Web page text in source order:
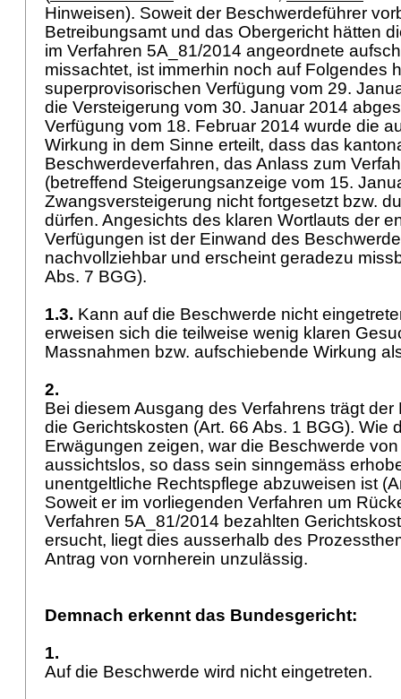
Hinweisen). Soweit der Beschwerdeführer
Betreibungsamt und das Obergericht hätten
im Verfahren 5A_81/2014 angeordnete
missachtet, ist immerhin noch auf Folgendes
superprovisorischen Verfügung vom 29.
die Versteigerung vom 30. Januar 2014
Verfügung vom 18. Februar 2014 wurde die
Wirkung in dem Sinne erteilt, dass das
Beschwerdeverfahren, das Anlass zum
(betreffend Steigerungsanzeige vom 15.
Zwangsversteigerung nicht fortgesetzt bzw.
dürfen. Angesichts des klaren Wortlauts der
Verfügungen ist der Einwand des
nachvollziehbar und erscheint geradezu
Abs. 7 BGG).
1.3. Kann auf die Beschwerde nicht
erweisen sich die teilweise wenig klaren
Massnahmen bzw. aufschiebende Wirkung
2.
Bei diesem Ausgang des Verfahrens trägt
die Gerichtskosten (Art. 66 Abs. 1 BGG). Wie
Erwägungen zeigen, war die Beschwerde
aussichtslos, so dass sein sinngemäss
unentgeltliche Rechtspflege abzuweisen ist (
Soweit er im vorliegenden Verfahren um
Verfahren 5A_81/2014 bezahlten
ersucht, liegt dies ausserhalb des
Antrag von vornherein unzulässig.
Demnach erkennt das Bundesgericht:
1.
Auf die Beschwerde wird nicht eingetreten.